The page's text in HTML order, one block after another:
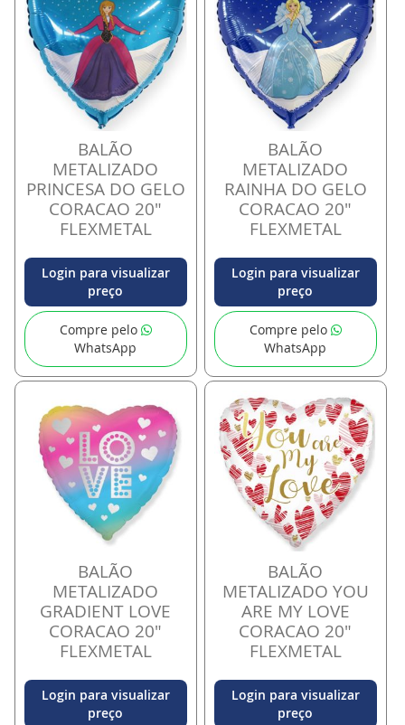
BALÃO
METALIZADO
PRINCESA DO GELO
CORACAO 20"
FLEXMETAL
Login para visualizar
preço
Compre pelo
WhatsApp
BALÃO
METALIZADO
RAINHA DO GELO
CORACAO 20"
FLEXMETAL
Login para visualizar
preço
Compre pelo
WhatsApp
BALÃO
METALIZADO
GRADIENT LOVE
CORACAO 20"
FLEXMETAL
Login para visualizar
preço
BALÃO
METALIZADO YOU
ARE MY LOVE
CORACAO 20"
FLEXMETAL
Login para visualizar
preço